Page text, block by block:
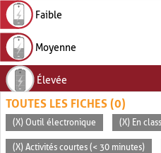
Faible
Moyenne
Élevée
TOUTES LES FICHES (0)
(X) Outil électronique (X) En
(X) Activités courtes (< 30 minutes)